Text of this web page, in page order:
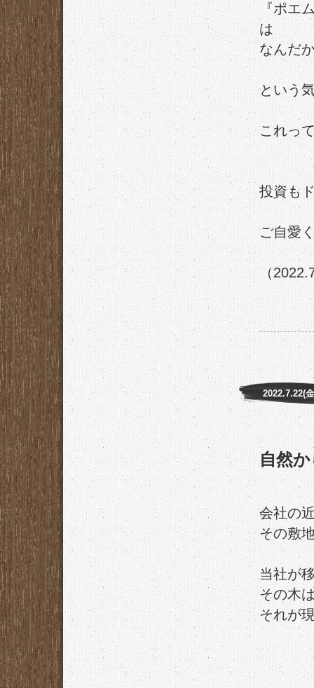
『ポエ
は
なんだ
という
これっ
投資も
ご自愛
（
2022.7.22(
自然
会社の
その敷
当社が
その木
それが